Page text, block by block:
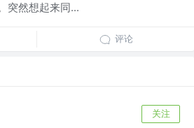
突然想起来同...
评论
关注